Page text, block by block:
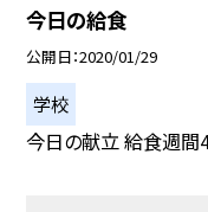
今日の給食
公開日 2020/01/29
学校
今日の献立 給食週間4